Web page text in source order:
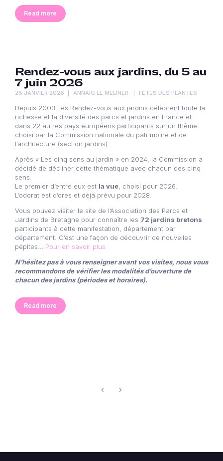
Read more
Rendez-vous aux jardins, du 5 au
7 juin 2026
28 JANVIER 2026 ANNAÏG LE MELINER FÊTES DES PLANTES
Depuis 2003, les Rendez-vous aux jardins célèbrent toute la
richesse et la diversité des parcs et jardins en France et
dans 22 autres pays européens participants sur un thème
choisi par la Commission nationale du patrimoine et de
l’architecture (section jardins).
Après « Les cinq sens au jardin » en 2024, la Commission a
décidé de décliner cette thématique avec chacun des cinq
sens.
Le premier d’entre eux est la vue, choisi pour 2026.
L’odorat est d’ores et déjà prévu pour 2028.
Vous pouvez visiter le site de l’Association des Parcs et
Jardins de Bretagne pour connaître les 72 jardins bretons
participants à cette manifestation, département par
département. C’est une façon de découvrir de nouvelles
pépites… Pour en savoir plus
N’hésitez pas à vous renseigner avant vos visites, nous vous
recommandons de vérifier les modalités d’ouverture de
chacun des jardins (périodes et horaires).
Read more